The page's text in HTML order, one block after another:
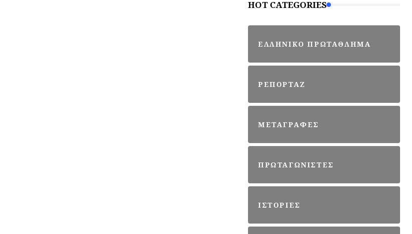
HOT CATEGORIES
ΕΛΛΗΝΙΚΟ ΠΡΩΤΑΘΛΗΜΑ
ΡΕΠΟΡΤΑΖ
ΜΕΤΑΓΡΑΦΕΣ
ΠΡΩΤΑΓΩΝΙΣΤΕΣ
ΙΣΤΟΡΙΕΣ